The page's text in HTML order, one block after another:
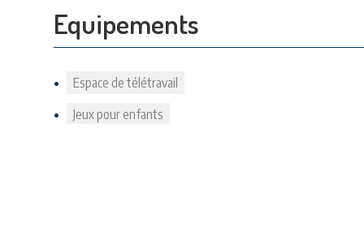
Equipements
Espace de télétravail
Jeux pour enfants